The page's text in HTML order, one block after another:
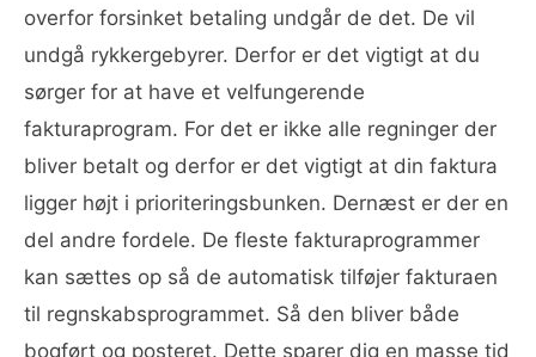
overfor forsinket betaling undgår de det. De vil
undgå rykkergebyrer. Derfor er det vigtigt at du
sørger for at have et velfungerende
fakturaprogram. For det er ikke alle regninger der
bliver betalt og derfor er det vigtigt at din faktura
ligger højt i prioriteringsbunken. Dernæst er der en
del andre fordele. De fleste fakturaprogrammer
kan sættes op så de automatisk tilføjer fakturaen
til regnskabsprogrammet. Så den bliver både
bogført og posteret. Dette sparer dig en masse tid